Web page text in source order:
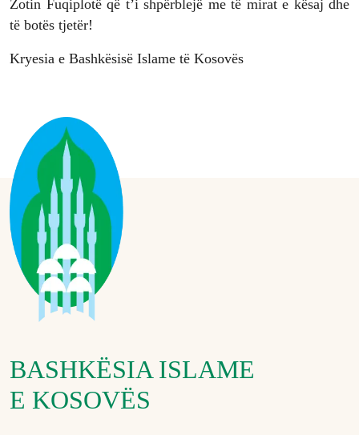
Zotin Fuqiplotë që t’i shpërblejë me të mirat e kësaj dhe
të botës tjetër!
Kryesia e Bashkësisë Islame të Kosovës
BASHKËSIA ISLAME
E KOSOVËS